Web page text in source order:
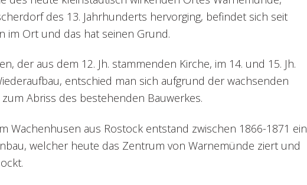
des 13. Jahrhunderts hervorging, befindet sich seit
im Ort und das hat seinen Grund.
der aus dem 12. Jh. stammenden Kirche, im 14. und 15. Jh.
entschied man sich aufgrund der wachsenden
zum Abriss des bestehenden Bauwerkes.
Wachenhusen aus Rostock entstand zwischen 1866-1871 ein
welcher heute das Zentrum von Warnemünde ziert und